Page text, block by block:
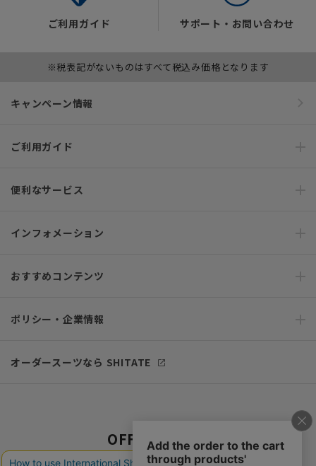
ご利用ガイド サポート・お問い合わせ
※税表記がないものはすべて税込み価格となります
キャンペーン情報
ご利用ガイド
便利なサービス
インフォメーション
おすすめコンテンツ
ポリシー・企業情報
オーダースーツなら SHITATE
OFFICIAL SNS